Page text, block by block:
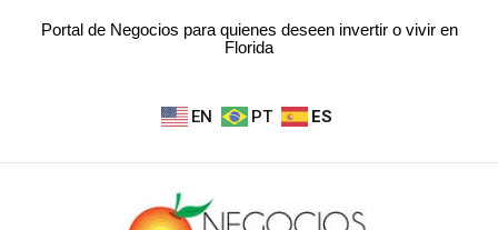
Portal de Negocios para quienes deseen invertir o vivir en
Florida
EN PT ES